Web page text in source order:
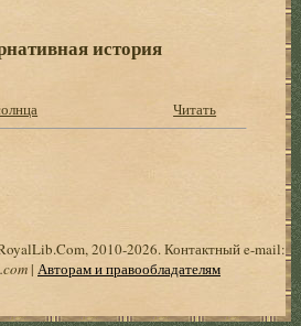
история
Читать
2010-2026. Контактный e-mail:
| Авторам и правообладателям